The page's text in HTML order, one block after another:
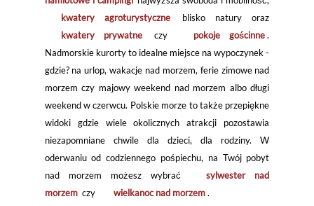
kwatery agroturystyczne
blisko natury oraz
kwatery prywatne
czy pokoje gościnne .
Nadmorskie kurorty to idealne miejsce na wypoczynek -
gdzie? na urlop, wakacje nad morzem, ferie zimowe nad
morzem czy majowy weekend nad morzem albo długi
weekend w czerwcu. Polskie morze to także przepiękne
widoki gdzie wiele okolicznych atrakcji pozostawia
niezapomniane chwile dla dzieci, dla rodziny. W
oderwaniu od codziennego pośpiechu, na Twój pobyt
nad morzem możesz wybrać
sylwester nad
morzem czy wielkanoc nad morzem .